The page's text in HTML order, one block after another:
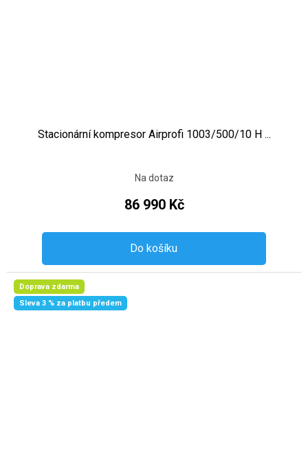
Stacionární kompresor Airprofi 1003/500/10 H ...
Na dotaz
86 990 Kč
Do košíku
Doprava zdarma
Sleva 3 % za platbu předem